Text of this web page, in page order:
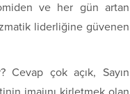
ve her gün artan
liderliğine güvenen
Cevap çok açık, Sayın